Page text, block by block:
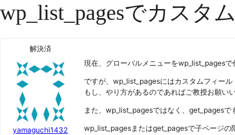
プ
テ
wp_list_pagesでカスタ
解決済
yamaguchi1432
現在、グローバルメニューをwp_list_pages
ですが、wp_list_pagesにはカスタムフィール
もし、やり方があるのであればご教授お願いい
また、wp_list_pagesではなく、get_pagesで
wp_list_pagesまたはget_pagesで子ページの